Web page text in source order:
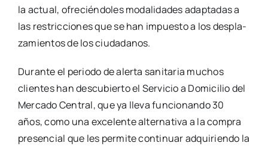
la actual, ofre­cién­do­les moda­li­da­des adap­ta­das a
las res­tric­cio­nes que se han impues­to a los des­pla­
za­mien­tos de los ciu­da­da­nos.
Duran­te el perio­do de aler­ta sani­ta­ria muchos
clien­tes han des­cu­bier­to el Ser­vi­cio a Domi­ci­lio del
Mer­ca­do Cen­tral, que ya lle­va fun­cio­nan­do 30
años, como una exce­len­te alter­na­ti­va a la com­pra
pre­sen­cial que les per­mi­te con­ti­nuar adqui­rien­do la